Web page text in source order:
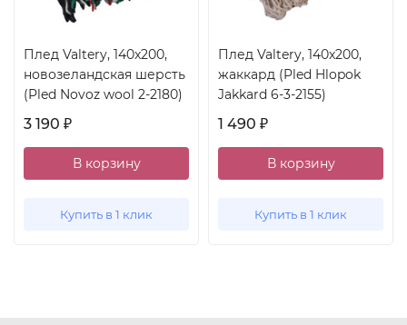
Плед Valtery, 140x200,
новозеландская шерсть
(Pled Novoz wool 2-2180)
3 190 ₽
В корзину
Купить в 1 клик
Плед Valtery, 140x200,
жаккард (Pled Hlopok
Jakkard 6-3-2155)
1 490 ₽
В корзину
Купить в 1 клик